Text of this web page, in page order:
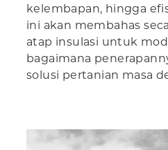
kelembapan, hingga
ini akan membahas
atap insulasi untuk
bagaimana
solusi pertanian masa